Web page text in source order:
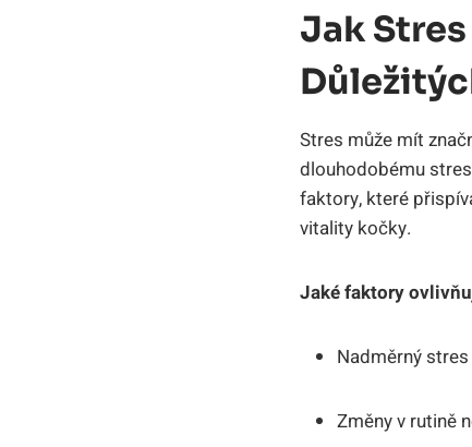
Jak
Stres může mít
dlouhodobému
faktory, které
vitality kočky.
Jaké faktory
Nadměrný
Změny v rutině